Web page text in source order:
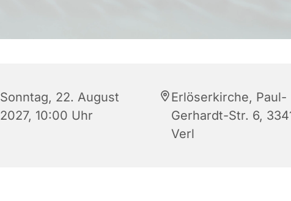
Sonntag, 22. August
2027, 10:00 Uhr
Erlöserkirche, Paul-
Gerhardt-Str. 6,
Verl